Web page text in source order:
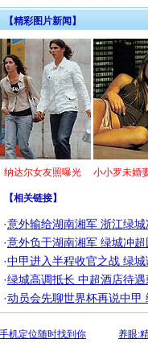
【精彩图片新闻】
纳达尔女友照曝光 小小罗未婚
【相关链接】
·意外输给湖南湘军 浙江绿
·意外负于湖南湘军 绿城冲
·中甲进入半程收官之战 绿城
·绿城高调抵长 中超酒店待
·动员会先聊世界杯再说中甲